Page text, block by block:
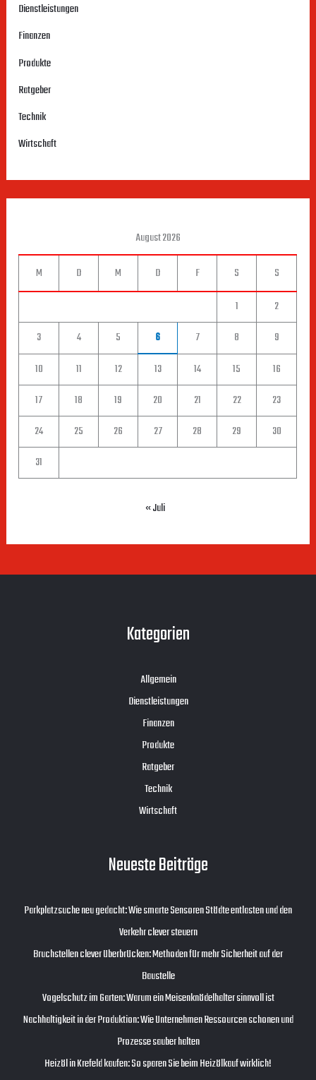
Dienstleistungen
Finanzen
Produkte
Ratgeber
Technik
Wirtschaft
August 2026
M D M D F S
S
1
2
3
4 5 6 7 8
9
10
11 12 13 14 15
16
17
18 19 20 21 22
23
24
25 26 27 28 29
30
31
« Juli
Kategorien
Allgemein
Dienstleistungen
Finanzen
Produkte
Ratgeber
Technik
Wirtschaft
Neueste Beiträge
Parkplatzsuche neu gedacht: Wie smarte Sensoren Städte entlasten und den
Verkehr clever steuern
Bruchstellen clever überbrücken: Methoden für mehr Sicherheit auf der
Baustelle
Vogelschutz im Garten: Warum ein Meisenknödelhalter sinnvoll ist
Nachhaltigkeit in der Produktion: Wie Unternehmen Ressourcen schonen und
Prozesse sauber halten
Heizöl in Krefeld kaufen: So sparen Sie beim Heizölkauf wirklich!